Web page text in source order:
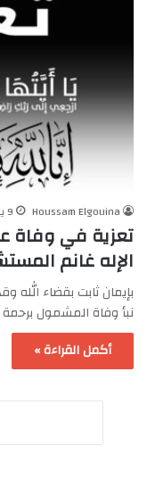
Houssam Elgouina 9 يناير 2025
تعزية في وفاة
الإله غانم
بإيمان ثابت بقضاء الله
نبأ وفاة المشمول برحمة
أكمل القراءة »